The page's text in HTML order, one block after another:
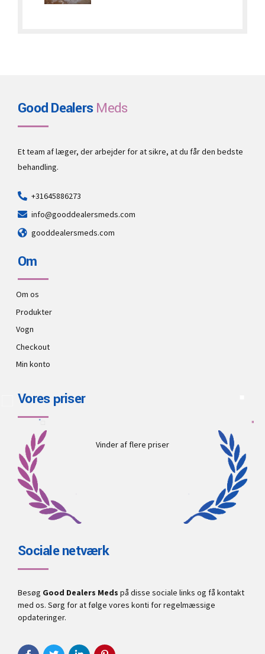
Good DealersMeds
Et team af læger, der arbejder for at sikre, at du får den bedste
behandling.
+31645886273
info@gooddealersmeds.com
gooddealersmeds.com
Om
Om os
Produkter
Vogn
Checkout
Min konto
Vores priser
Vinder af flere priser
Sociale netværk
Besøg Good Dealers Meds på disse sociale links og få kontakt
med os. Sørg for at følge vores konti for regelmæssige
opdateringer.